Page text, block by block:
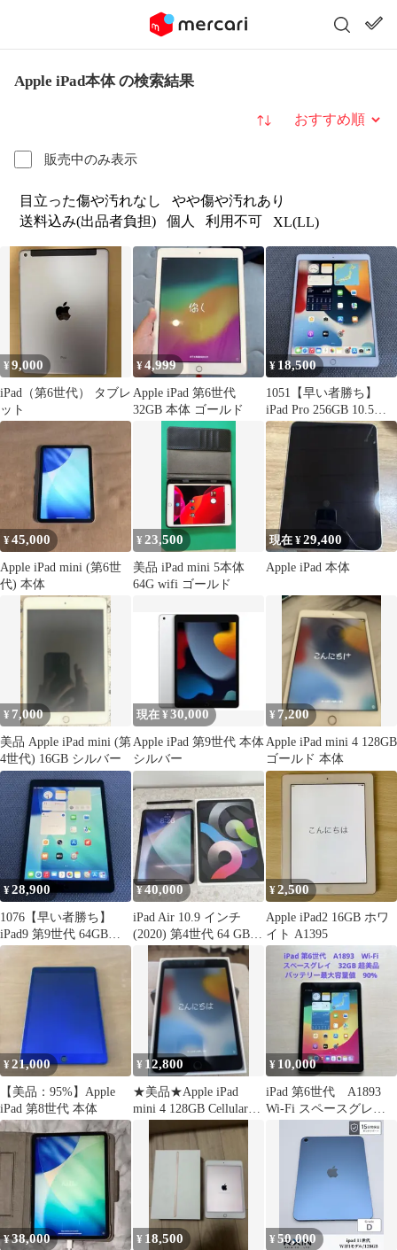
Apple iPad本体 の検索結果
販売中のみ表示
並び替え
目立った傷や汚れなし
やや傷や汚れあり
送料込み(出品者負担)
個人 利用不可 XL(LL)
¥9,000
iPad（第6世代） タブレ
ット
¥4,999
Apple iPad 第6世代
32GB 本体 ゴールド
¥ 18,500
1051【早い者勝ち】
iPad Pro 256GB 10.5イ
ンチ SIMフリー
¥45,000
Apple iPad mini (第6世
代) 本体
¥ 23,500
美品 iPad mini 5本体
64G wifi ゴールド
現在 ¥29,400
Apple iPad 本体
¥ 7,000
美品 Apple iPad mini (第
4世代) 16GB シルバー
現在 ¥30,000
Apple iPad 第9世代 本体
シルバー
¥ 7,200
Apple iPad mini 4 128GB
ゴールド 本体
¥28,900
1076【早い者勝ち】
iPad9 第9世代 64GB
WIFIモデル☆
¥40,000
iPad Air 10.9 インチ
(2020) 第4世代 64 GB +
ペン
¥2,500
Apple iPad2 16GB ホワ
イト A1395
¥21,000
【美品：95%】Apple
iPad 第8世代 本体
¥ 12,800
★美品★Apple iPad
mini 4 128GB Cellularモ
¥ 10,000
iPad 第6世代 A1893
Wi-Fi スペースグレ
イ 32GB 超美品#8
¥38,000 ¥ 18,500 ¥50,000